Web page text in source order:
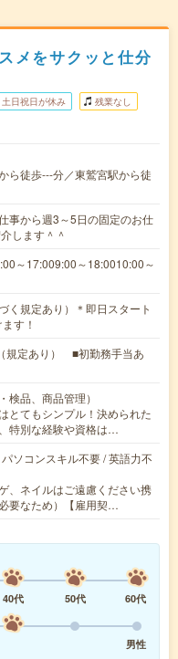
メをサクッと仕分
土日祝日が休み 残業なし
ら徒歩---分／東鷲宮駅から徒
事から週3～5日の固定のお仕
します＾＾
～17:009:00～18:0010:00～
く規定あり）＊即日スタート
す！
定あり） ■初勤務手当あ
検品、商品管理）
とてもシンプル！決められた
特別な経験や資格は…
ソコンスキル不要 / 英語力不
、ネイルはご遠慮ください携
要なため）【雇用契…
40代 50代
60代
男性